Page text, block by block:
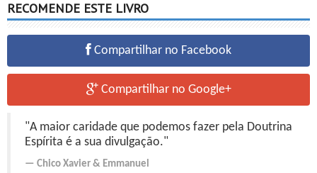
RECOMENDE ESTE LIVRO
Compartilhar no Facebook
Compartilhar no Google+
"A maior caridade que podemos fazer pela Doutrina
Espírita é a sua divulgação."
Chico Xavier & Emmanuel